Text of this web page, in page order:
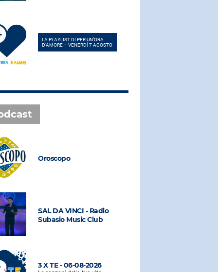
LA PLAYLIST DI PER UN’ORA
D’AMORE – VENERDÌ 7 AGOSTO
Oroscopo
SAL DA VINCI - Radio
Subasio Music Club
3 X TE - 06-08-2026